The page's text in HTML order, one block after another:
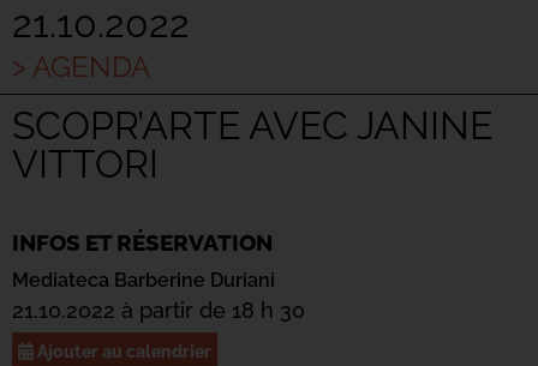
21.10.2022
> AGENDA
SCOPR’ARTE AVEC JANINE
VITTORI
INFOS ET RÉSERVATION
Mediateca Barberine Duriani
21.10.2022 à partir de 18 h 30
Ajouter au calendrier